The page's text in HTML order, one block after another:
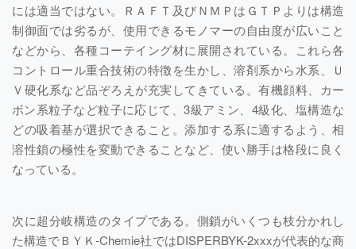
には適当ではない。ＲＡＦＴ及びＮＭＰはＧＴＰよりは構造
制御面では劣るが、使用できるモノマーの自由度が広いこと
などから、各種コーテイング材に展開されている。これら各
コントロール重合技術の特徴を生かし、溶剤系から水系、Ｕ
Ｖ硬化系など品ぞろえが充実してきている。有機顔料、カー
ボン系粒子など粒子に応じて、3級アミン、4級化、塩構造な
どの吸着基が選択できること。添加する系に適するよう、相
溶性鎖の極性を変動できることなど、使い勝手は格段に良く
なっている。
次に超分岐構造のタイプである。側鎖がいくつも枝分かれし
た構造でＢＹＫ-Chemie社ではDISPERBYK-2xxxが代表的な商